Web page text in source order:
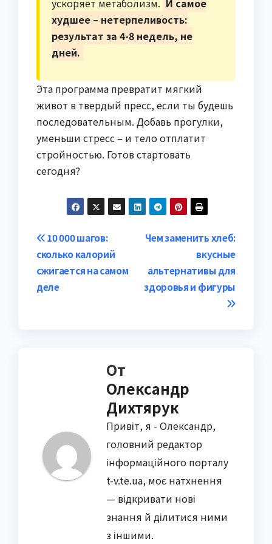
ускоряет метаболизм. И самое
худшее – нетерпеливость:
результат за 4-8 недель, не
дней.
Эта программа превратит мягкий
живот в твердый пресс, если ты будешь
последовательным. Добавь прогулки,
уменьши стресс – и тело отплатит
стройностью. Готов стартовать
сегодня?
Навигация
по
записям
Чем заменить хлеб:
вкусные
альтернативы для
здоровья и фигуры
10 000 шагов:
сколько калорий
сжигается на самом
деле
От
Олександр
Дихтярук
Привіт, я - Олександр,
головний редактор
інформаційного порталу
t-v.te.ua, моє натхнення
— відкривати нові
знання й ділитися ними
з іншими.